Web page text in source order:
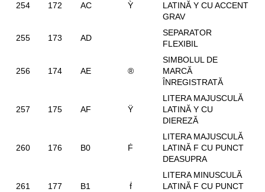
254 172 AC Ỳ
LATINĂ Y CU ACCENT
GRAV
255 173 AD
SEPARATOR
FLEXIBIL
256 174 AE ®
SIMBOLUL DE
MARCĂ
ÎNREGISTRATĂ
257 175 AF Ÿ
LITERA MAJUSCULĂ
LATINĂ Y CU
DIEREZĂ
260 176 B0 Ḟ
LITERA MAJUSCULĂ
LATINĂ F CU PUNCT
DEASUPRA
261 177 B1 ḟ
LITERA MINUSCULĂ
LATINĂ F CU PUNCT